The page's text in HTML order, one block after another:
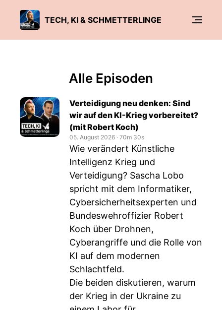
TECH, KI & SCHMETTERLINGE
Alle Episoden
Verteidigung neu denken: Sind
wir auf den KI-Krieg vorbereitet?
(mit Robert Koch)
05. August 2026 ‧ 70m 30s
Wie verändert Künstliche
Intelligenz Krieg und
Verteidigung? Sascha Lobo
spricht mit dem Informatiker,
Cybersicherheitsexperten und
Bundeswehroffizier Robert
Koch über Drohnen,
Cyberangriffe und die Rolle von
KI auf dem modernen
Schlachtfeld.
Die beiden diskutieren, warum
der Krieg in der Ukraine zu